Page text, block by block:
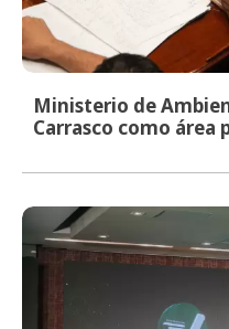
Ministerio de
Carrasco como área